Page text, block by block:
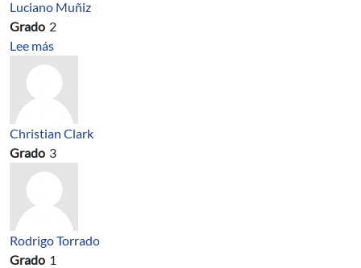
Luciano Muñiz
Grado 2
Lee mássobre Taller para Fortalecer Habilidades Blandas
Christian Clark
Grado 3
Rodrigo Torrado
Grado 1